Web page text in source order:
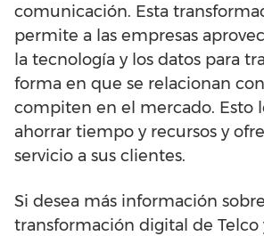
comunicación. Esta
permite a las empresas
la tecnología y los datos para
forma en que se relacionan
compiten en el mercado. Esto
ahorrar tiempo y recursos y
servicio a sus clientes.
Si desea más información
transformación digital de Telco